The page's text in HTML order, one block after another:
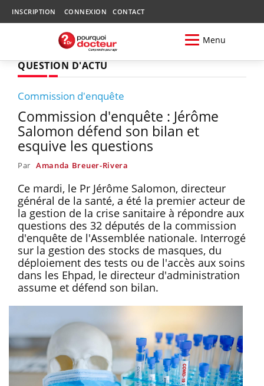
INSCRIPTION CONNEXION CONTACT
Menu
QUESTION D'ACTU
Commission d'enquête
Commission d'enquête : Jérôme
Salomon défend son bilan et
esquive les questions
Par Amanda Breuer-Rivera
Ce mardi, le Pr Jérôme Salomon, directeur
général de la santé, a été la premier acteur de
la gestion de la crise sanitaire à répondre aux
questions des 32 députés de la commission
d'enquête de l'Assemblée nationale. Interrogé
sur la gestion des stocks de masques, du
déploiement des tests ou de l'accès aux soins
dans les Ehpad, le directeur d'administration
assume et défend son bilan.